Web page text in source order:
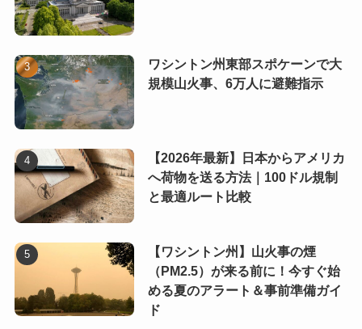
ワシントン州東部スポケーンで大
規模山火事、6万人に避難指示
【2026年最新】日本からアメリカ
へ荷物を送る方法｜100ドル規制
と最適ルート比較
【ワシントン州】山火事の煙
（PM2.5）が来る前に！今すぐ始
める夏のアラート＆事前準備ガイ
ド